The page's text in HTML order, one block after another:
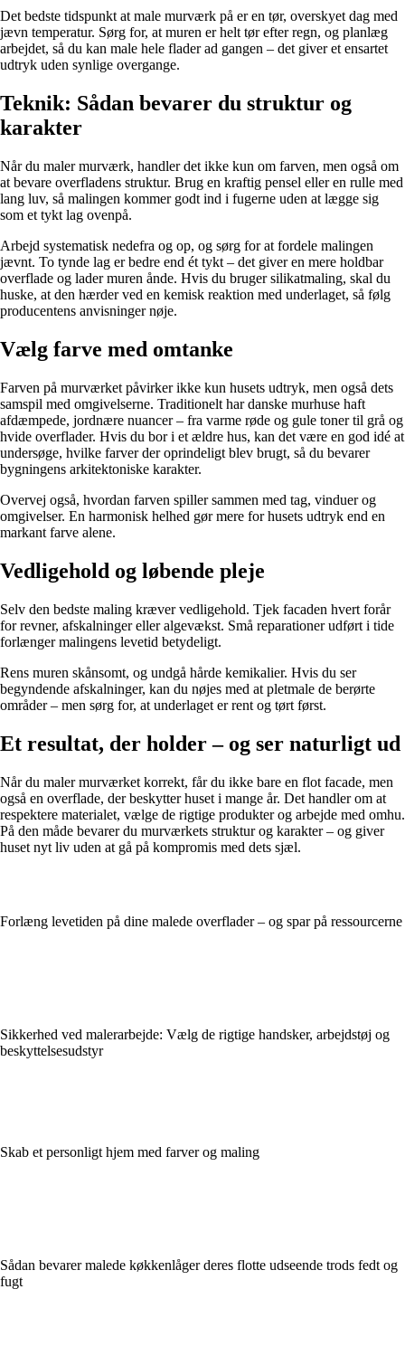
Det bedste tidspunkt at male murværk på er en tør, overskyet dag med
jævn temperatur. Sørg for, at muren er helt tør efter regn, og planlæg
arbejdet, så du kan male hele flader ad gangen – det giver et ensartet
udtryk uden synlige overgange.
Teknik: Sådan bevarer du struktur og
karakter
Når du maler murværk, handler det ikke kun om farven, men også om
at bevare overfladens struktur. Brug en kraftig pensel eller en rulle med
lang luv, så malingen kommer godt ind i fugerne uden at lægge sig
som et tykt lag ovenpå.
Arbejd systematisk nedefra og op, og sørg for at fordele malingen
jævnt. To tynde lag er bedre end ét tykt – det giver en mere holdbar
overflade og lader muren ånde. Hvis du bruger silikatmaling, skal du
huske, at den hærder ved en kemisk reaktion med underlaget, så følg
producentens anvisninger nøje.
Vælg farve med omtanke
Farven på murværket påvirker ikke kun husets udtryk, men også dets
samspil med omgivelserne. Traditionelt har danske murhuse haft
afdæmpede, jordnære nuancer – fra varme røde og gule toner til grå og
hvide overflader. Hvis du bor i et ældre hus, kan det være en god idé at
undersøge, hvilke farver der oprindeligt blev brugt, så du bevarer
bygningens arkitektoniske karakter.
Overvej også, hvordan farven spiller sammen med tag, vinduer og
omgivelser. En harmonisk helhed gør mere for husets udtryk end en
markant farve alene.
Vedligehold og løbende pleje
Selv den bedste maling kræver vedligehold. Tjek facaden hvert forår
for revner, afskalninger eller algevækst. Små reparationer udført i tide
forlænger malingens levetid betydeligt.
Rens muren skånsomt, og undgå hårde kemikalier. Hvis du ser
begyndende afskalninger, kan du nøjes med at pletmale de berørte
områder – men sørg for, at underlaget er rent og tørt først.
Et resultat, der holder – og ser naturligt ud
Når du maler murværket korrekt, får du ikke bare en flot facade, men
også en overflade, der beskytter huset i mange år. Det handler om at
respektere materialet, vælge de rigtige produkter og arbejde med omhu.
På den måde bevarer du murværkets struktur og karakter – og giver
huset nyt liv uden at gå på kompromis med dets sjæl.
Forlæng levetiden på dine malede overflader – og spar på ressourcerne
Sikkerhed ved malerarbejde: Vælg de rigtige handsker, arbejdstøj og
beskyttelsesudstyr
Skab et personligt hjem med farver og maling
Sådan bevarer malede køkkenlåger deres flotte udseende trods fedt og
fugt